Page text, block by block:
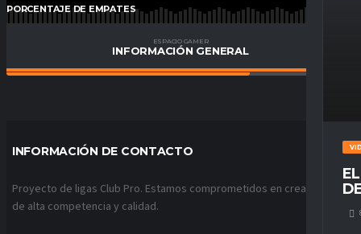
PORCENTAJE DE EMPATES
PORCENTAJE DE VICTORIAS
ESPACIO GAMER
INFORMACIÓN GENERAL
INFORMACIÓN DE CONTACTO
Proyecto de ligas Club Pro. Estamos comprometidos en crear ligas
de alta competencia y calidad.